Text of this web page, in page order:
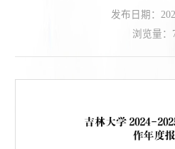
发布日期：
浏览量：